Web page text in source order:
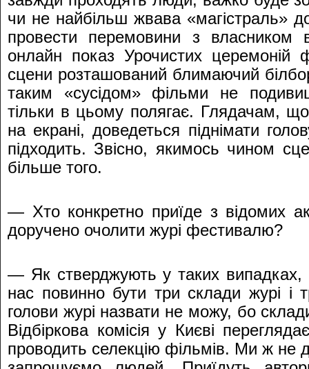
чи не найбільш жвава «магістраль»
провести перемовини з власником
онлайн показ Урочистих церемоній
сцени розташований блимаючий
таким «сусідом» фільми не
тільки в цьому полягає. Глядачам,
на екрані, доведеться піднімати
підходить. Звісно, якимось чином
більше того.
— Хто конкретно приїде з відомих
доручено очолити журі фестивалю?
— Як стверджують у таких випадках,
нас повинно бути три склади журі і
голови журі назвати не можу, бо
Відбіркова комісія у Києві
проводить селекцію фільмів. Ми ж не